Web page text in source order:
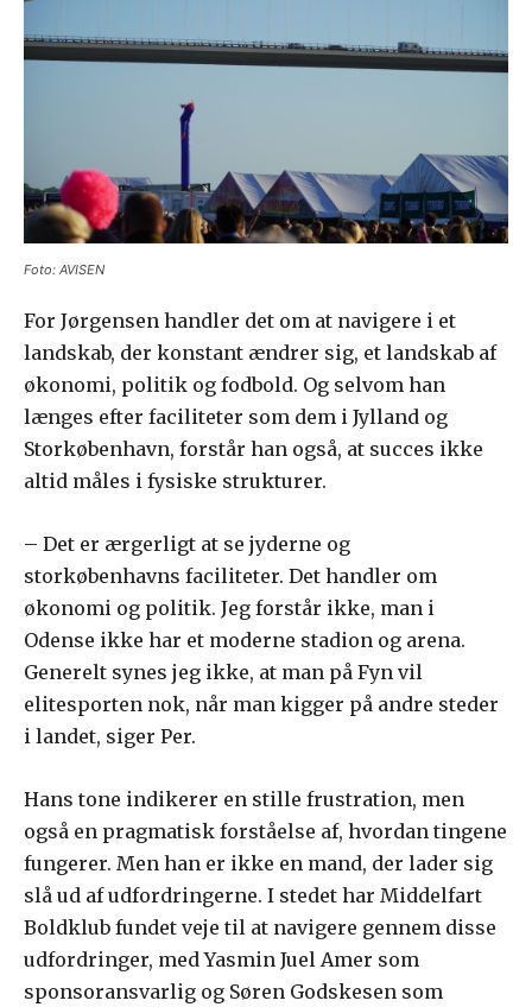
Foto: AVISEN
For Jørgensen handler det om at navigere i et
landskab, der konstant ændrer sig, et landskab af
økonomi, politik og fodbold. Og selvom han
længes efter faciliteter som dem i Jylland og
Storkøbenhavn, forstår han også, at succes ikke
altid måles i fysiske strukturer.
– Det er ærgerligt at se jyderne og
storkøbenhavns faciliteter. Det handler om
økonomi og politik. Jeg forstår ikke, man i
Odense ikke har et moderne stadion og arena.
Generelt synes jeg ikke, at man på Fyn vil
elitesporten nok, når man kigger på andre steder
i landet, siger Per.
Hans tone indikerer en stille frustration, men
også en pragmatisk forståelse af, hvordan tingene
fungerer. Men han er ikke en mand, der lader sig
slå ud af udfordringerne. I stedet har Middelfart
Boldklub fundet veje til at navigere gennem disse
udfordringer, med Yasmin Juel Amer som
sponsoransvarlig og Søren Godskesen som